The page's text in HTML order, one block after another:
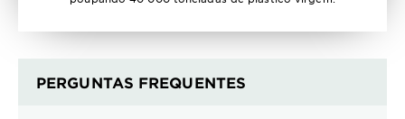
PERGUNTAS FREQUENTES